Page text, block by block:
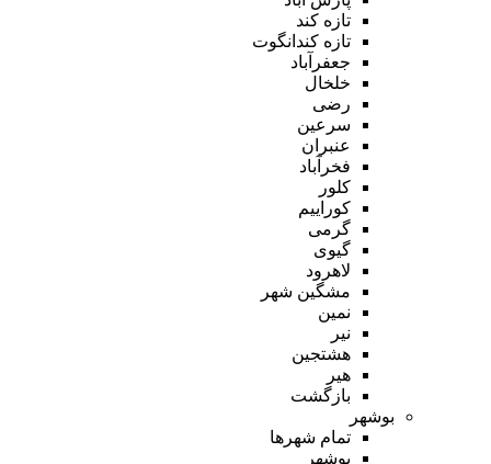
تازه کند
تازه کندانگوت
جعفرآباد
خلخال
رضی
سرعین
عنبران
فخرآباد
کلور
کوراییم
گرمی
گیوی
لاهرود
مشگین شهر
نمین
نیر
هشتجین
هیر
بازگشت
بوشهر
تمام شهر‌ها
بوشهر